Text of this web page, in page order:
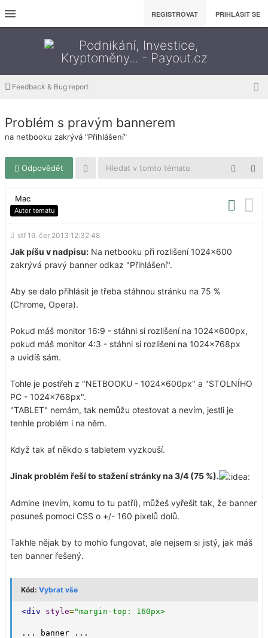
REGISTROVAT PŘIHLÁSIT SE
Feedback & Bug report
Problém s pravým bannerem
na netbooku zakrývá "Přihlášení"
Odpovědět
Mac
Autor tematu
stř 19. čer 2013 12:32:48
Jak píšu v nadpisu: Na netbooku při rozlišení 1024x600
zakrývá pravý banner odkaz "Přihlášení".
Aby se dalo přihlásit je třeba stáhnou stránku na 75 %
(Chrome, Opera).
Pokud máš monitor 16:9 - stáhni si rozlišení na 1024x600px,
pokud máš monitor 4:3 - stáhni si rozlišení na 1024x768px
a uvidíš sám.
Tohle je postřeh z "NETBOOKU - 1024x600px" a "STOLNÍHO
PC - 1024x768px".
"TABLET" nemám, tak nemůžu otestovat a nevím, jestli je
tenhle problém i na něm.
Když tak ať někdo s tabletem vyzkouší.
Jinak problém řeší to stažení stránky na 3/4 (75 %).
Admine (nevím, komu to tu patří), můžeš vyřešit tak, že banner
posuneš pomocí CSS o +/- 160 pixelů dolů.
Takhle nějak by to mohlo fungovat, ale nejsem si jistý, jak máš
ten banner řešený.
Kód: Vybrat vše
<div style="margin-top: 160px>
... banner ...